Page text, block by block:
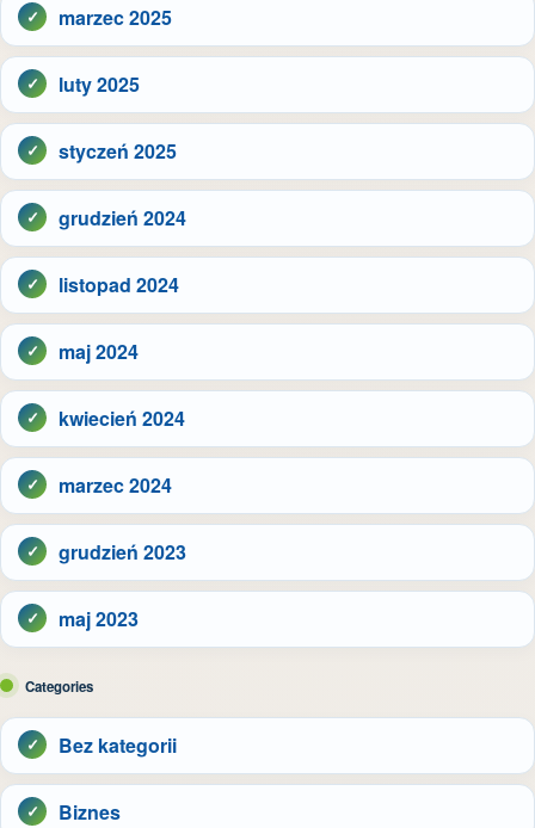
marzec 2025
luty 2025
styczeń 2025
grudzień 2024
listopad 2024
maj 2024
kwiecień 2024
marzec 2024
grudzień 2023
maj 2023
Categories
Bez kategorii
Biznes